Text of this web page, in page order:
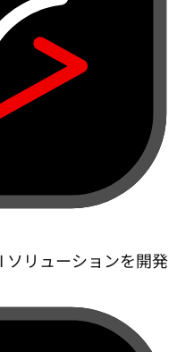
ソリューションを開発